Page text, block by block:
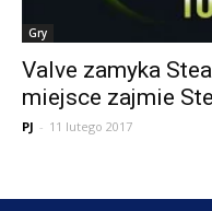
Gry
Valve zamyka
miejsce zajmie
PJ - 11 lutego 2017